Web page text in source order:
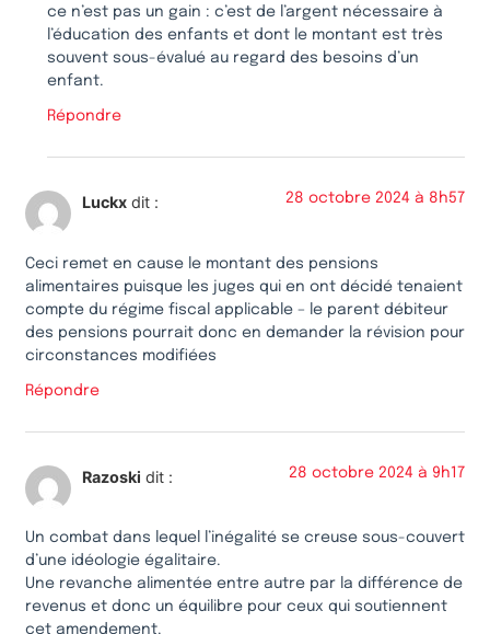
ce n’est pas un gain : c’est de l’argent nécessaire à
l’éducation des enfants et dont le montant est très
souvent sous-évalué au regard des besoins d’un
enfant.
Répondre
Luckx dit : 28 octobre 2024 à 8h57
Ceci remet en cause le montant des pensions
alimentaires puisque les juges qui en ont décidé tenaient
compte du régime fiscal applicable – le parent débiteur
des pensions pourrait donc en demander la révision pour
circonstances modifiées
Répondre
Razoski dit : 28 octobre 2024 à 9h17
Un combat dans lequel l’inégalité se creuse sous-couvert
d’une idéologie égalitaire.
Une revanche alimentée entre autre par la différence de
revenus et donc un équilibre pour ceux qui soutiennent
cet amendement.